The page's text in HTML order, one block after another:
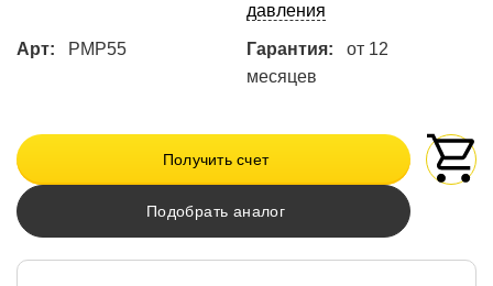
давления
Арт: PMP55 Гарантия:
от 12
месяцев
Получить счет
Подобрать аналог